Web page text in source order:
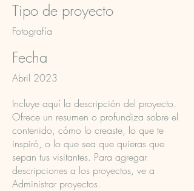
Tipo de proyecto
Fotografía
Fecha
Abril 2023
Incluye aquí la descripción del proyecto.
Ofrece un resumen o profundiza sobre el
contenido, cómo lo creaste, lo que te
inspiró, o lo que sea que quieras que
sepan tus visitantes. Para agregar
descripciones a los proyectos, ve a
Administrar proyectos.